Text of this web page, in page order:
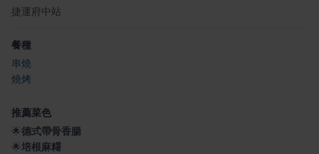
捷運府中站
餐種
串燒
燒烤
推薦菜色
🌟德式帶骨香腸
🌟培根麻糬